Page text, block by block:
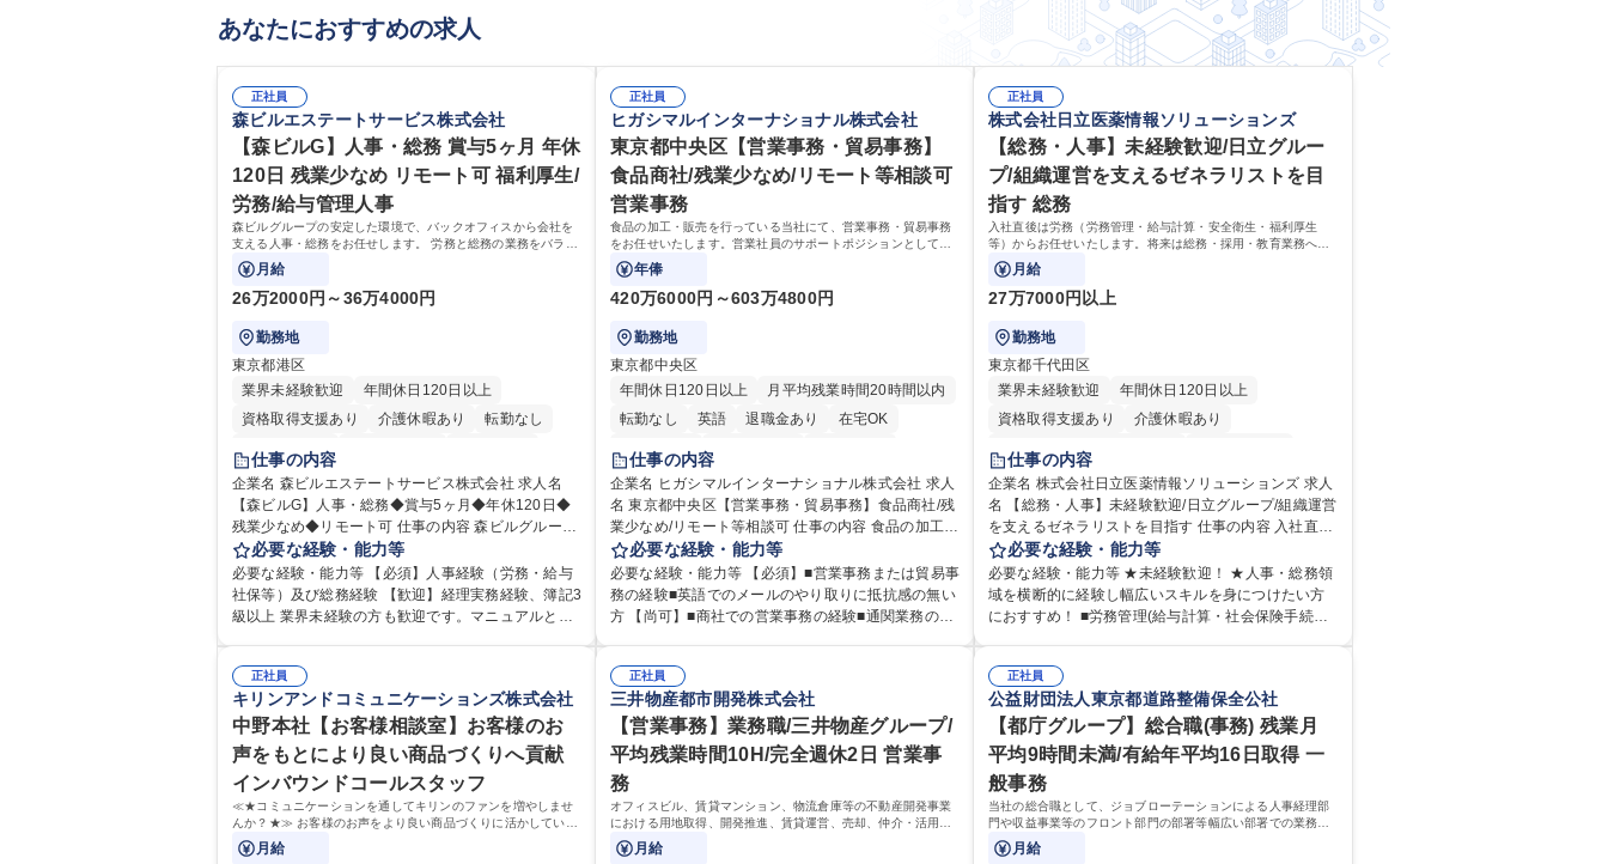
あなたにおすすめの求人
正社員
森ビルエステートサービス株式会社
【森ビルG】人事・総務 賞与5ヶ月 年休
120日 残業少なめ リモート可 福利厚生/
労務/給与管理人事
森ビルグループの安定した環境で、バックオフィスから会社を
支える人事・総務をお任せします。 労務と総務の業務をバラン
スよく担当し、ゆくゆくは制度改定などのコア業務にも挑戦で
きる、やりがいある環境です。
月給
26万2000円～36万4000円
勤務地
東京都港区
業界未経験歓迎
年間休日120日以上
資格取得支援あり
介護休暇あり
転勤なし
未経験者歓迎
退職金あり
在宅OK 賞与あり
育休あり
完全週休2日制
交通費支給
長期歓迎
駅近5分以内
土日祝休み
仕事の内容
企業名 森ビルエステートサービス株式会社 求人名
【森ビルG】人事・総務◆賞与5ヶ月◆年休120日◆
残業少なめ◆リモート可 仕事の内容 森ビルグループ
の安定した環境で、バックオフィスから会社を支え
る人事・総務をお任せします。 労務と総務の業務を
バランスよく担当し、ゆくゆくは制度改定などのコ
ア業務にも挑戦できる、やりがいある環境です。 ■勤
制度改定などのコア業務 ■社内イベントの企画運営や
その他総務業務全般 ※労務と総務を1：1の割合でお
任せ。 入社後は部内のOJTを中心に、あなたの経験
に合わせて不足している部分はいつでも質問・相談
できる環境が整っているため、安心して成長できま
す。 募集職種 【森ビルG】人事・総務◆賞与5ヶ月
◆年休120日◆残業少なめ◆リモート可
必要な経験・能力等
必要な経験・能力等 【必須】人事経験（労務・給与
社保等）及び総務経験 【歓迎】経理実務経験、簿記3
級以上 業界未経験の方も歓迎です。マニュアルと部
労務から総務まで幅広く携われます。定型業務に留
まらず、社内規定や人事制度の改定など会社のコア
業務に挑戦できるため、自身の成長と組織への貢献
度をダイレクトに実感できます。 残業少なめ、週1日
リモート可など、ワークライフバランスを保ち長期
活躍できる環境です。 「これまでの幅広い経験を活
かし、長期的なキャリアを築きたい」という前向き
な意欲と挑戦を全力で応援します。 学歴・資格 学
歴：大学院 大学 高専 短大 専修学校 高校 語学力： 資
正社員
ヒガシマルインターナショナル株式会社
東京都中央区【営業事務・貿易事務】
食品商社/残業少なめ/リモート等相談可
営業事務
食品の加工・販売を行っている当社にて、営業事務・貿易事務
をお任せいたします。営業社員のサポートポジションとして、
受発注から海外工場との調整まで幅広く対応し、当社事業の根
幹を支えていただきます。
年俸
420万6000円～603万4800円
勤務地
東京都中央区
年間休日120日以上
月平均残業時間20時間以内
転勤なし
英語 退職金あり
在宅OK
交通費支給
仕事の内容
企業名 ヒガシマルインターナショナル株式会社 求人
名 東京都中央区【営業事務・貿易事務】食品商社/残
業少なめ/リモート等相談可 仕事の内容 食品の加工・
販売を行っている当社にて、営業事務・貿易事務を
お任せいたします。営業社員のサポートポジション
として、受発注から海外工場との調整まで幅広く対
応し、当社事業の根幹を支えていただきます。 ■受発
業者を通して行う輸出入業全般 ■倉庫との倉入れ調整
等 ※ゼネラリストとしてのキャリアアップを目指す
ことが可能です。単に商品を販売するだけでなく原
料の仕入れから販売までをトータルプロデュースし
ているため、商品に関わる全ての業務をサポート頂
きます。 募集職種 東京都中央区【営業事務・貿易事
務】食品商社/残業少なめ/リモート等相談可
必要な経験・能力等
必要な経験・能力等 【必須】■営業事務または貿易事
務の経験■英語でのメールのやり取りに抵抗感の無い
方 【尚可】■商社での営業事務の経験■通関業務の経
週1日のリモート勤務も相談可能で、ワークライフバ
ランスを保ち長期就業しやすい環境です。 【当社の
強み】1991年の設立以来、外食産業を中心としたお
客様の多様なニーズに沿った冷凍水産物等の生産・
輸入・販売を一貫して手掛けています。自社工場と
海外拠点の強固な連携によるワンストップサービス
が最大の強みです。 学歴・資格 学歴：大学院 大学
語学力：英語 資格：
正社員
株式会社日立医薬情報ソリューションズ
【総務・人事】未経験歓迎/日立グルー
プ/組織運営を支えるゼネラリストを目
指す 総務
入社直後は労務（労務管理・給与計算・安全衛生・福利厚生
等）からお任せいたします。将来は総務・採用・教育業務へ守
備範囲を広げ、組織運営を支えるゼネラリストをめざせます。
月給
27万7000円以上
勤務地
東京都千代田区
業界未経験歓迎
年間休日120日以上
資格取得支援あり
介護休暇あり
月平均残業時間20時間以内
住宅手当あり
時短勤務あり
退職金あり
在宅OK
賞与あり 育休あり
完全週休2日制
交通費支給
土日祝休み 寮・社宅あり
仕事の内容
企業名 株式会社日立医薬情報ソリューションズ 求人
名 【総務・人事】未経験歓迎/日立グループ/組織運営
を支えるゼネラリストを目指す 仕事の内容 入社直後
は労務（労務管理・給与計算・安全衛生・福利厚生
等）からお任せいたします。将来は総務・採用・教
育業務へ守備範囲を広げ、組織運営を支えるゼネラ
リストをめざせます。 ・初期業務：労働時間管理、
て、休職者管理など、幅広く経験を積んでいただき
ます。 ・将来的な広がり：総務・採用・教育・税務
対応・経営企画等。 ★メンバーがマンツーマンで丁
寧に教えるため、ご経験が浅くても安心！幅広く経
験を積みたい意欲がある方に最適な環境です。 募集
職種 【総務・人事】未経験歓迎/日立グループ/組織運
営を支えるゼネラリストを目指す
必要な経験・能力等
必要な経験・能力等 ★未経験歓迎！ ★人事・総務領
域を横断的に経験し幅広いスキルを身につけたい方
におすすめ！ ■労務管理(給与計算・社会保険手続
ームで仕事を推進できる方■将来はマネジメント職と
して活躍したい 【尚可】■人事、労務、採用、教育業
務のご経験 ■労務管理（給与計算・社会保険手続き・
勤怠管理など）の経験 ■衛生管理者の資格をお持ちの
方 学歴・資格 学歴：大学院 大学 高専 短大 専修学校
高校 語学力： 資格：
正社員
キリンアンドコミュニケーションズ株式会社
中野本社【お客様相談室】お客様のお
声をもとにより良い商品づくりへ貢献
インバウンドコールスタッフ
≪★コミュニケーションを通してキリンのファンを増やしませ
んか？★≫ お客様のお声をより良い商品づくりに活かしていく
上で、窓口となるお客様相談室でのお仕事です。
月給
正社員
三井物産都市開発株式会社
【営業事務】業務職/三井物産グループ/
平均残業時間10H/完全週休2日 営業事
務
オフィスビル、賃貸マンション、物流倉庫等の不動産開発事業
における用地取得、開発推進、賃貸運営、売却、仲介・活用提
案等を行う営業部門において事務業務を担当いただきます。
月給
正社員
公益財団法人東京都道路整備保全公社
【都庁グループ】総合職(事務) 残業月
平均9時間未満/有給年平均16日取得 一
般事務
当社の総合職として、ジョブローテーションによる人事経理部
門や収益事業等のフロント部門の部署等幅広い部署での業務を
お任せいたします。研修制度やキャリア支援が充実しておりま
す！ ※下記業務詳細
月給